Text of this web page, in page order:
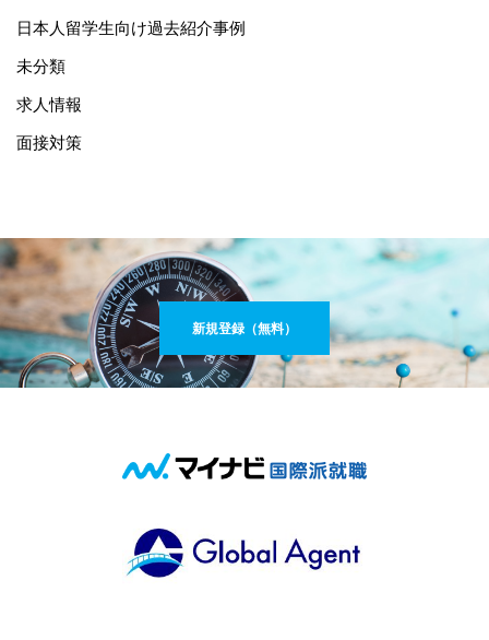
日本人留学生向け過去紹介事例
未分類
求人情報
面接対策
新規登録（無料）